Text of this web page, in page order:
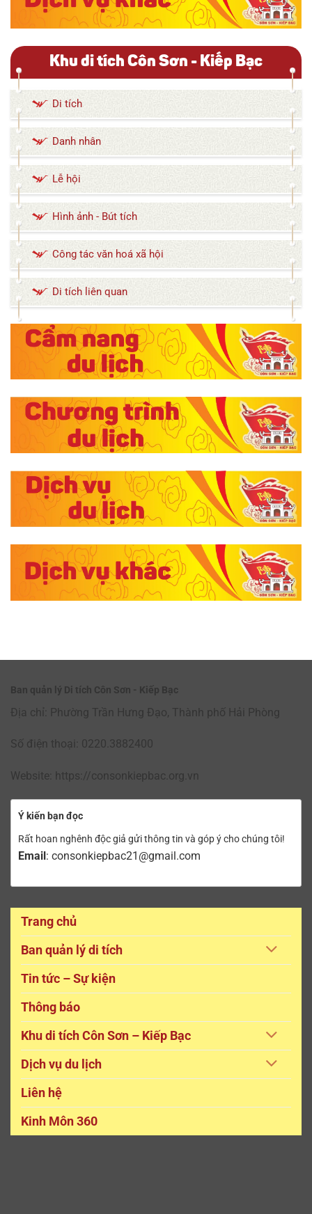
Khu di tích Côn Sơn - Kiếp Bạc
Di tích
Danh nhân
Lễ hội
Hình ảnh - Bút tích
Công tác văn hoá xã hội
Di tích liên quan
Ban quản lý Di tích Côn Sơn - Kiếp Bạc
Địa chỉ: Phường Trần Hưng Đạo, Thành phố Hải Phòng
Số điện thoại: 0220.3882400
Website: https://consonkiepbac.org.vn
Ý kiến bạn đọc
Rất hoan nghênh độc giả gửi thông tin và góp ý cho chúng tôi!
Email: consonkiepbac21@gmail.com
Trang chủ
Ban quản lý di tích
Tin tức – Sự kiện
Thông báo
Khu di tích Côn Sơn – Kiếp Bạc
Dịch vụ du lịch
Liên hệ
Kinh Môn 360